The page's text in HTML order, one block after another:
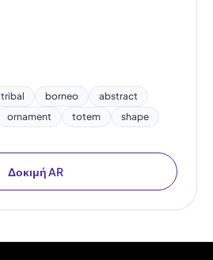
tribal borneo
abstract
ornament totem shape
Δοκιμή AR